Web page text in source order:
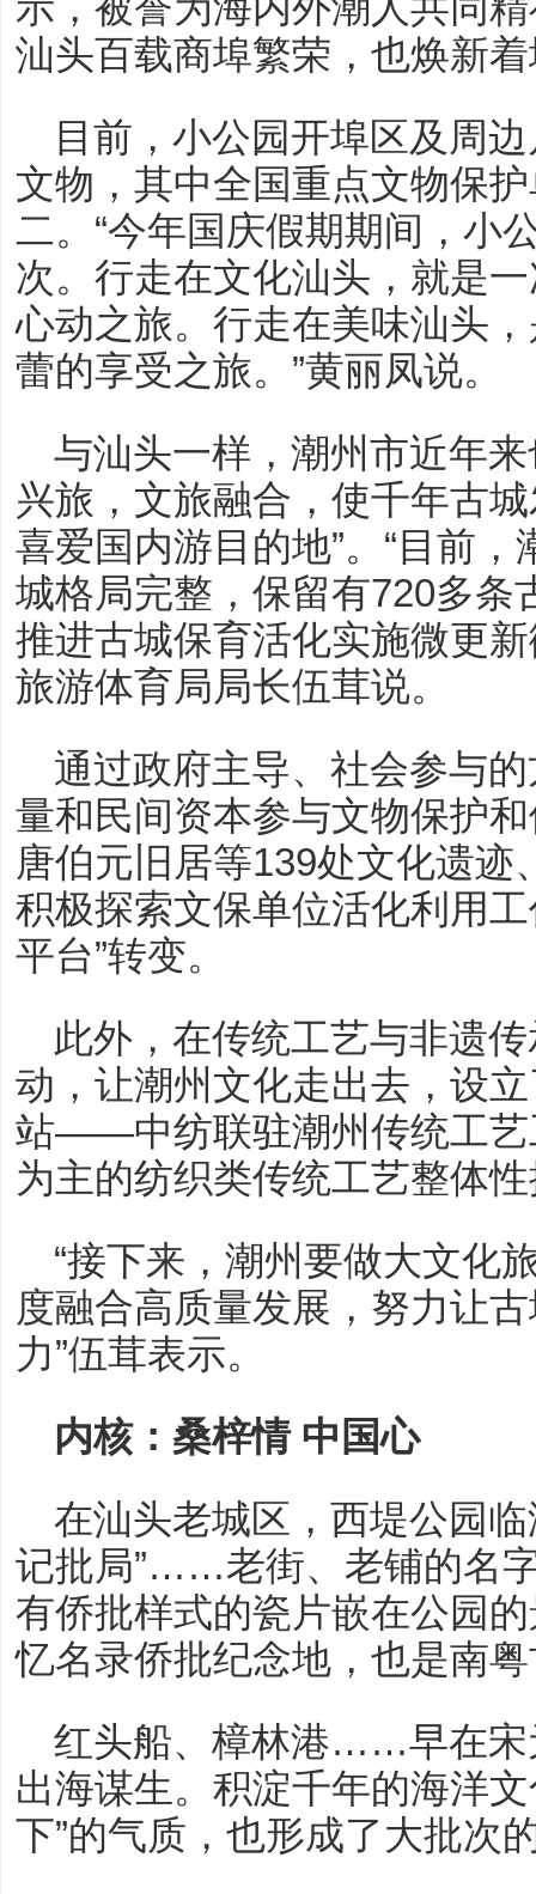
汕头百载商埠繁荣，也焕新
目前，小公园开埠区及周
文物，其中全国重点文物保
二。“今年国庆假期期间，小
次。行走在文化汕头，就是
心动之旅。行走在美味汕头
蕾的享受之旅。”黄丽凤说。
与汕头一样，潮州市近年
兴旅，文旅融合，使千年古
喜爱国内游目的地”。“目前
城格局完整，保留有720多条
推进古城保育活化实施微更
旅游体育局局长伍茸说。
通过政府主导、社会参与
量和民间资本参与文物保护
唐伯元旧居等139处文化遗
积极探索文保单位活化利用工
平台”转变。
此外，在传统工艺与非遗
动，让潮州文化走出去，设
站——中纺联驻潮州传统工艺
为主的纺织类传统工艺整体
“接下来，潮州要做大文化
度融合高质量发展，努力让
力”伍茸表示。
内核：桑梓情 中国心
在汕头老城区，西堤公园临
记批局”……老街、老铺的名
有侨批样式的瓷片嵌在公园
忆名录侨批纪念地，也是南
红头船、樟林港……早在宋
出海谋生。积淀千年的海洋
下”的气质，也形成了大批次